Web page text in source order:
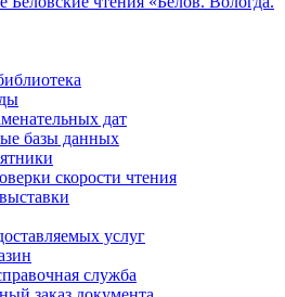
дат
базы данных
скорости чтения
услуг
служба